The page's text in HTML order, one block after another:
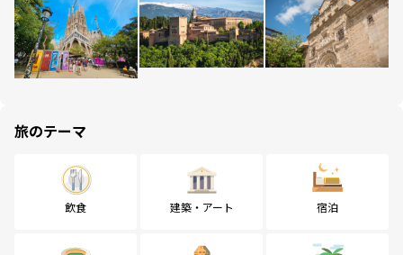
旅のテーマ
飲食 建築・アート 宿泊